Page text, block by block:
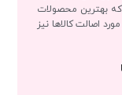
که بهترین محصولات
اصالت کالاها نیز